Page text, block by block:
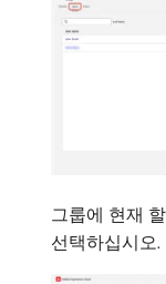
그룹에 현재
선택하십시오.